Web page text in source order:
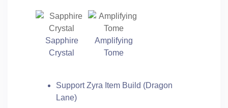
Sapphire
Crystal
Amplifying
Tome
Support Zyra Item Build (Dragon
Lane)